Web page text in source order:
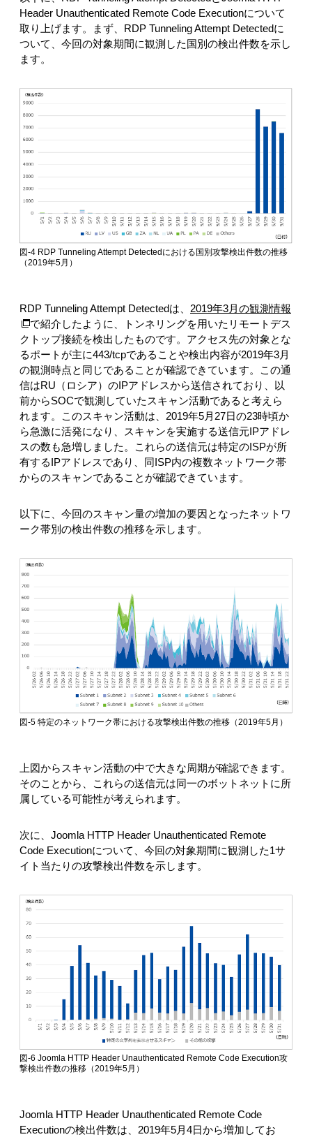
Header Unauthenticated Remote Code Executionについて
取り上げます。まず、RDP Tunneling Attempt Detectedに
ついて、今回の対象期間に観測した国別の検出件数を示し
ます。
図-4 RDP Tunneling Attempt Detectedにおける国別攻撃検出件数の推移
（2019年5月）
RDP Tunneling Attempt Detectedは、 2019年3月の観測情報
で紹介したように、トンネリングを用いたリモートデス
クトップ接続を検出したものです。アクセス先の対象とな
るポートが主に443/tcpであることや検出内容が2019年3月
の観測時点と同じであることが確認できています。この通
信はRU（ロシア）のIPアドレスから送信されており、以
前からSOCで観測していたスキャン活動であると考えら
れます。このスキャン活動は、2019年5月27日の23時頃か
ら急激に活発になり、スキャンを実施する送信元IPアドレ
スの数も急増しました。これらの送信元は特定のISPが所
有するIPアドレスであり、同ISP内の複数ネットワーク帯
からのスキャンであることが確認できています。
以下に、今回のスキャン量の増加の要因となったネットワ
ーク帯別の検出件数の推移を示します。
図-5 特定のネットワーク帯における攻撃検出件数の推移（2019年5月）
上図からスキャン活動の中で大きな周期が確認できます。
そのことから、これらの送信元は同一のボットネットに所
属している可能性が考えられます。
次に、Joomla HTTP Header Unauthenticated Remote
Code Executionについて、今回の対象期間に観測した1サ
イト当たりの攻撃検出件数を示します。
図-6 Joomla HTTP Header Unauthenticated Remote Code Execution攻
撃検出件数の推移（2019年5月）
Joomla HTTP Header Unauthenticated Remote Code
Executionの検出件数は、2019年5月4日から増加してお